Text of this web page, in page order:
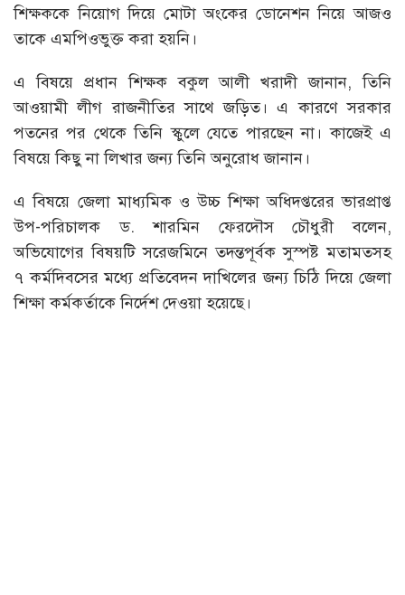
শিক্ষককে নিয়োগ দিয়ে মোটা অংকের ডোনেশন নিয়ে আজও
তাকে এমপিওভুক্ত করা হয়নি।
এ বিষয়ে প্রধান শিক্ষক বকুল আলী খরাদী জানান, তিনি
আওয়ামী লীগ রাজনীতির সাথে জড়িত। এ কারণে সরকার
পতনের পর থেকে তিনি স্কুলে যেতে পারছেন না। কাজেই এ
বিষয়ে কিছু না লিখার জন্য তিনি অনুরোধ জানান।
এ বিষয়ে জেলা মাধ্যমিক ও উচ্চ শিক্ষা অধিদপ্তরের ভারপ্রাপ্ত
উপ-পরিচালক ড. শারমিন ফেরদৌস চৌধুরী বলেন,
অভিযোগের বিষয়টি সরেজমিনে তদন্তপূর্বক সুস্পষ্ট মতামতসহ
৭ কর্মদিবসের মধ্যে প্রতিবেদন দাখিলের জন্য চিঠি দিয়ে জেলা
শিক্ষা কর্মকর্তাকে নির্দেশ দেওয়া হয়েছে।